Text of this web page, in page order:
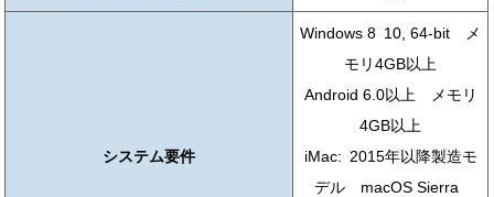
システム要件
Windows 8 10, 64-bit メ
モリ4GB以上
Android 6.0以上 メモリ
4GB以上
iMac: 2015年以降製造モ
デル macOS Sierra